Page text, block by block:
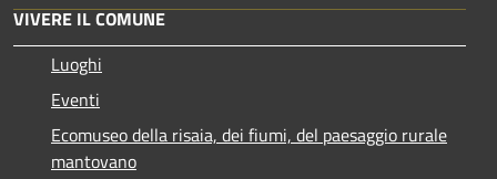
VIVERE IL COMUNE
Luoghi
Eventi
Ecomuseo della risaia, dei fiumi, del paesaggio rurale
mantovano